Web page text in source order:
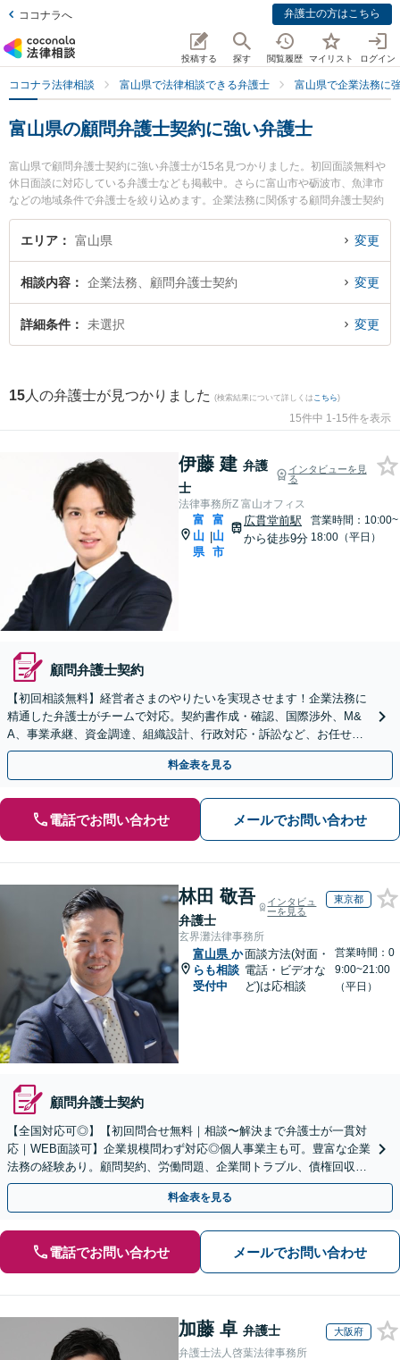
ココナラへ 弁護士の方はこちら
投稿する 探す 閲覧履歴 マイリスト ログイン
ココナラ法律相談 富山県で法律相談できる弁護士 富山県で企業法務に
富山県の顧問弁護士契約に強い弁護士
富山県で顧問弁護士契約に強い弁護士が15名見つかりました。初回面談無料や
休日面談に対応している弁護士なども掲載中。さらに富山市や砺波市、魚津市
などの地域条件で弁護士を絞り込めます。企業法務に関係する顧問弁護士契約
や契約書作成・リーガルチェック、雇用契約書・就業規則作成等の細かな分野
での絞り込み検索もでき便利です。特に法律事務所Z 富山オフィスの伊藤 建弁
に発生した顧問弁護士契約のトラブルを今すぐに弁護士に相談したい』『顧問
弁護士契約のトラブル解決の実績豊富な近くの弁護士を検索したい』『初回相
談無料で顧問弁護士契約を法律相談できる富山県内の弁護士に相談予約した
エリア 富山県 変更
相談内容 企業法務、顧問弁護士契約 変更
詳細条件 未選択 変更
15 人の弁護士が見つかりました (検索結果について詳しくは こちら)
15件中 1-15件を表示
伊藤 建 弁護
士
インタビューを見
る
法律事務所Z 富山オフィス
富
山
県
|
富
山
市
広貫堂前駅
から徒歩9分
営業時間：10:00~
18:00（平日）
顧問弁護士契約
【初回相談無料】経営者さまのやりたいを実現させます！企業法務に
精通した弁護士がチームで対応。契約書作成・確認、国際渉外、M&
A、事業承継、資金調達、組織設計、行政対応・訴訟など、お任せく
ださい【5つの顧問契約プランあり】【英語対応】
料金表を見る
電話でお問い合わせ メールでお問い合わせ
林田 敬吾
弁護士
インタビュ
ーを見る
東京都
玄界灘法律事務所
富山県 か
らも相談
受付中
面談方法(対面・
電話・ビデオな
ど)は応相談
営業時間：0
9:00~21:00
（平日）
顧問弁護士契約
【全国対応可◎】【初回問合せ無料｜相談〜解決まで弁護士が一貫対
応｜WEB面談可】企業規模問わず対応◎個人事業主も可。豊富な企業
法務の経験あり。顧問契約、労働問題、企業間トラブル、債権回収、
契約書のリーガルチェック等、サポートします。
料金表を見る
電話でお問い合わせ メールでお問い合わせ
加藤 卓 弁護士 大阪府
弁護士法人啓葉法律事務所